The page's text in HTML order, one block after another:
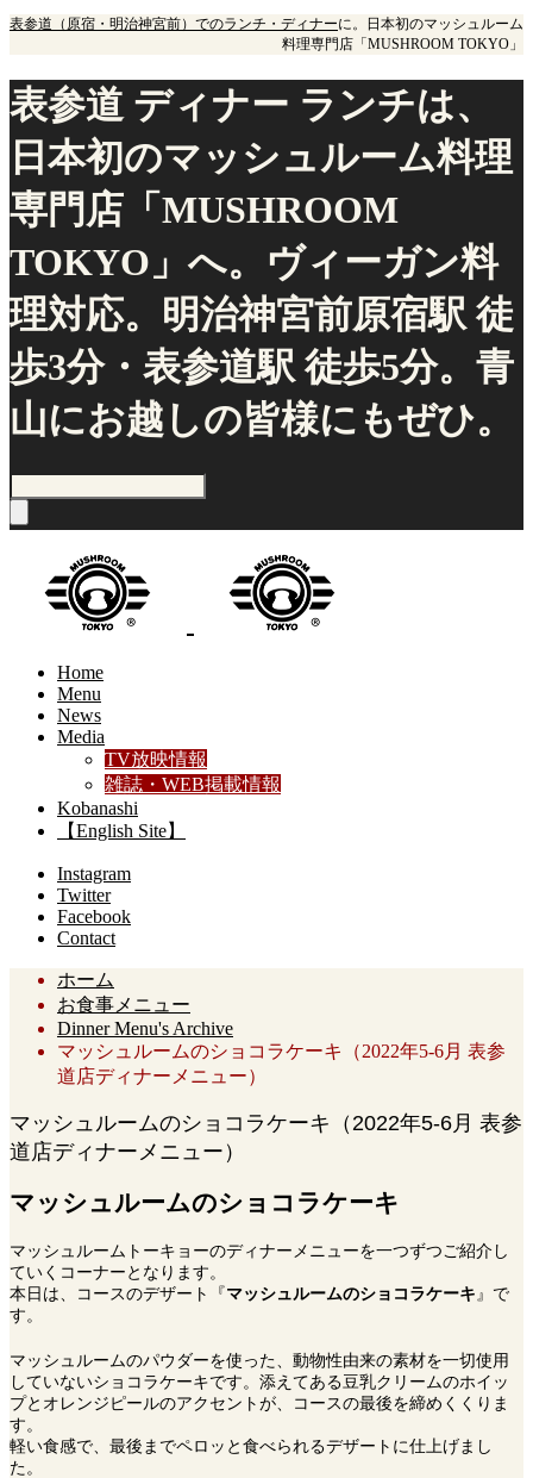
表参道（原宿・明治神宮前）でのランチ・ディナーに。日本初のマッシュルーム
料理専門店「MUSHROOM TOKYO」
表参道 ディナー ランチは、
日本初のマッシュルーム料理
専門店「MUSHROOM
TOKYO」へ。ヴィーガン料
理対応。明治神宮前原宿駅 徒
歩3分・表参道駅 徒歩5分。青
山にお越しの皆様にもぜひ。
Home
Menu
News
Media
TV放映情報
雑誌・WEB掲載情報
Kobanashi
【English Site】
Instagram
Twitter
Facebook
Contact
ホーム
お食事メニュー
Dinner Menu's Archive
マッシュルームのショコラケーキ（2022年5-6月 表参
道店ディナーメニュー）
マッシュルームのショコラケーキ（2022年5-6月 表参
道店ディナーメニュー）
マッシュルームのショコラケーキ
マッシュルームトーキョーのディナーメニューを一つずつご紹介し
ていくコーナーとなります。
本日は、コースのデザート『マッシュルームのショコラケーキ 』で
す。
マッシュルームのパウダーを使った、動物性由来の素材を一切使用
していないショコラケーキです。添えてある豆乳クリームのホイッ
プとオレンジピールのアクセントが、コースの最後を締めくくりま
す。
軽い食感で、最後までペロッと食べられるデザートに仕上げまし
た。